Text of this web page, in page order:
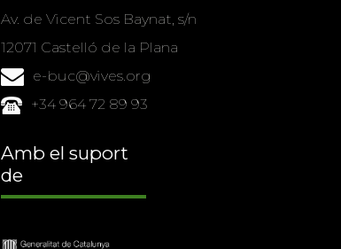
Av. de Vicent Sos Baynat, s/n
12071 Castelló de la Plana
e-buc@vives.org
+34 964 72 89 93
Amb el suport
de